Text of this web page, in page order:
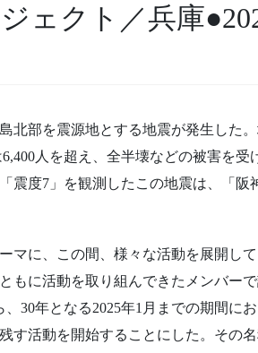
ェクト／兵庫
北部を震源地とする地震が発生した
人を超え、全半壊などの被害を受
震度7」を観測したこの地震は、「阪
マに、この間、様々な活動を展開し
もに活動を取り組んできたメンバー
30年となる2025年1月までの期間に
す活動を開始することにした。その